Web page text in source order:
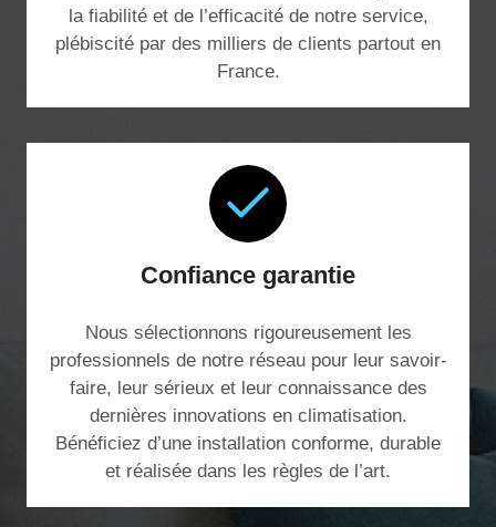
la fiabilité et de l’efficacité de notre service,
plébiscité par des milliers de clients partout en
France.
Confiance garantie
Nous sélectionnons rigoureusement les
professionnels de notre réseau pour leur savoir-
faire, leur sérieux et leur connaissance des
dernières innovations en climatisation.
Bénéficiez d’une installation conforme, durable
et réalisée dans les règles de l’art.